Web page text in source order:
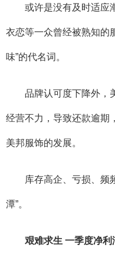
或许是没有及时适应潮
衣恋等一众曾经被熟知的
味”的代名词。
品牌认可度下降外，美
经营不力，导致还款逾期
美邦服饰的发展。
库存高企、亏损、频频
潭”。
艰难求生 一季度净利